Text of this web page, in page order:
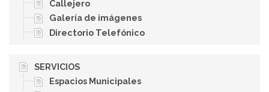
Callejero
Galería de imágenes
Directorio Telefónico
SERVICIOS
Espacios Municipales